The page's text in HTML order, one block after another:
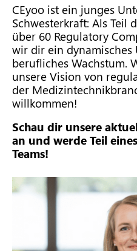
CEyoo ist ein junges
Schwesterkraft: Als Teil
über 60 Regulatory
wir dir ein
berufliches Wachstum.
unsere Vision von
der
willkommen!
Schau dir unsere
an und werde Teil
Teams!